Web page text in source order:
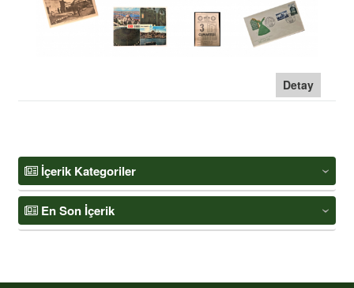
Detay
İçerik Kategoriler ‹
En Son İçerik ‹